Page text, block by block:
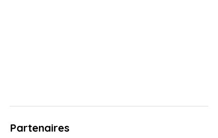
Partenaires